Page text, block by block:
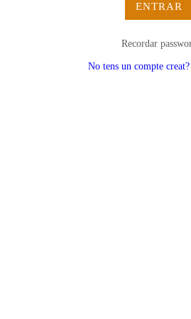
ENTRAR
Recordar
No tens un compte